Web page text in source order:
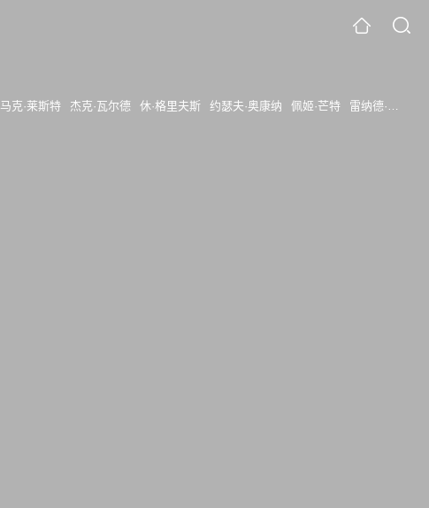
马克·莱斯特 杰克·瓦尔德 休·格里夫斯 约瑟夫·奥康纳 佩姬·芒特
雷纳德·洛塞特